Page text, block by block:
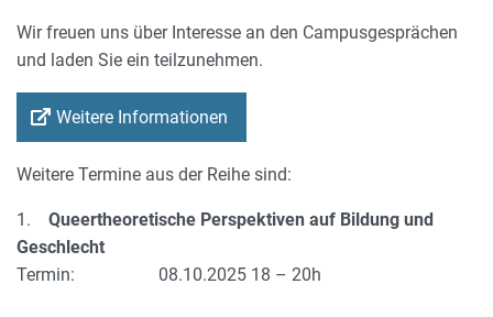
Wir freuen uns über Interesse an den Campusgesprächen
und laden Sie ein teilzunehmen.
Weitere Informationen
Weitere Termine aus der Reihe sind:
1.
Queertheoretische Perspektiven auf Bildung und
Geschlecht
Termin: 08.10.2025 18 – 20h